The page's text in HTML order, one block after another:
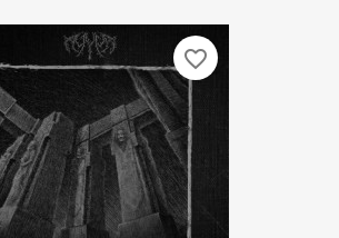
favorite_border